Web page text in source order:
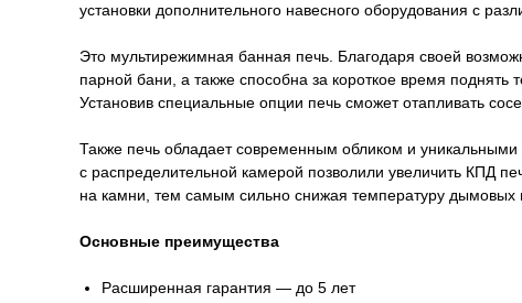
установки дополнительного навесного оборудования с
Это мультирежимная банная печь. Благодаря своей
парной бани, а также способна за короткое время
Установив специальные опции печь сможет отапливать
Также печь обладает современным обликом и
с распределительной камерой позволили увеличить КПД
на камни, тем самым сильно снижая температуру дымовых
Основные преимущества
Расширенная гарантия — до 5 лет